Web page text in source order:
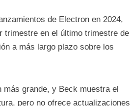
de Electron en 2024,
trimestre en el último trimestre de
a más largo plazo sobre los
más grande, y Beck muestra el
pero no ofrece actualizaciones